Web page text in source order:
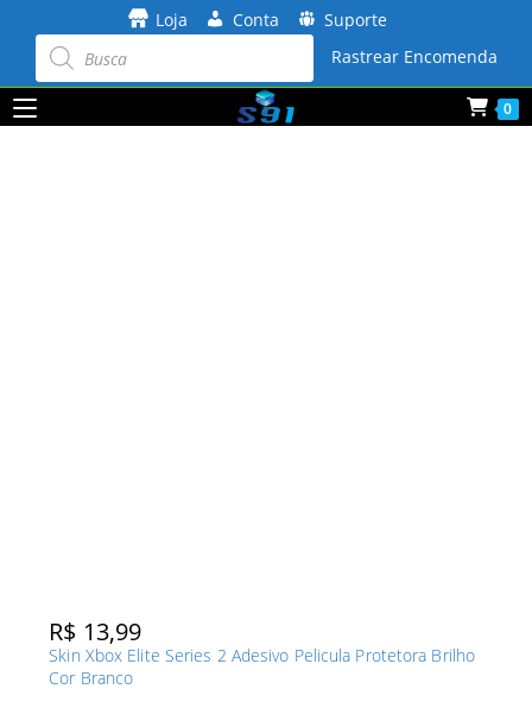
conteúdo
Loja Conta Suporte
Pesquisar
produtos Rastrear Encomenda
0
R$ 13,99
Skin Xbox Elite Series 2 Adesivo Pelicula Protetora Brilho
Cor Branco